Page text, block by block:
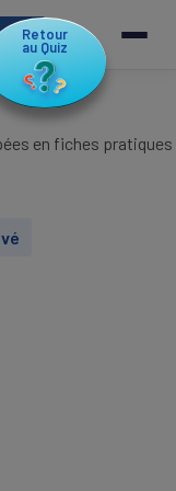
en fiches pratiques
Retour
au Quiz